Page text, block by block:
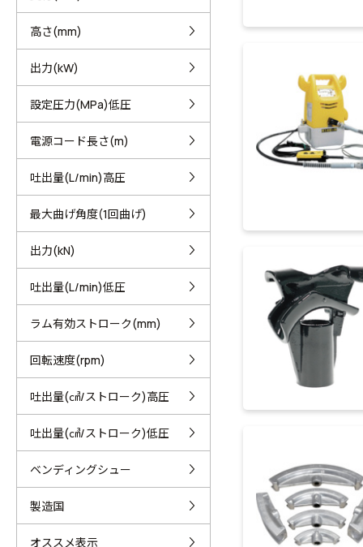
高さ(mm)
出力(kW)
設定圧力(MPa)低圧
電源コード長さ(m)
吐出量(L/min)高圧
最大曲げ角度(1回曲げ)
出力(kN)
吐出量(L/min)低圧
ラム有効ストローク(mm)
回転速度(rpm)
吐出量(㎤/ストローク)高圧
吐出量(㎤/ストローク)低圧
ベンディングシュー
製造国
オススメ表示